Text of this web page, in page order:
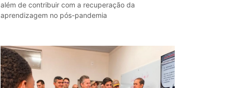
além de contribuir com a recuperação da
aprendizagem no pós-pandemia